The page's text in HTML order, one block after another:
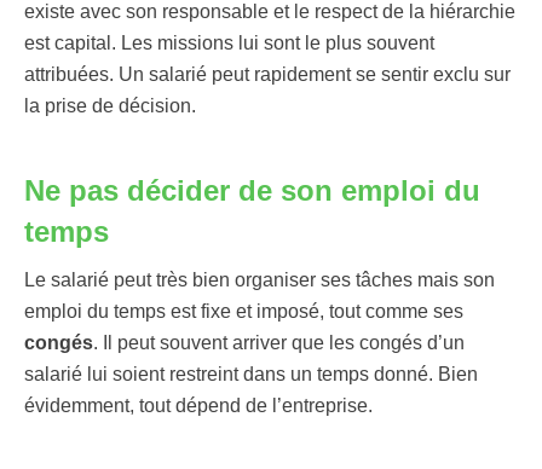
existe avec son responsable et le respect de la hiérarchie
est capital. Les missions lui sont le plus souvent
attribuées. Un salarié peut rapidement se sentir exclu sur
la prise de décision.
Ne pas décider de son emploi du
temps
Le salarié peut très bien organiser ses tâches mais son
emploi du temps est fixe et imposé, tout comme ses
congés. Il peut souvent arriver que les congés d’un
salarié lui soient restreint dans un temps donné. Bien
évidemment, tout dépend de l’entreprise.